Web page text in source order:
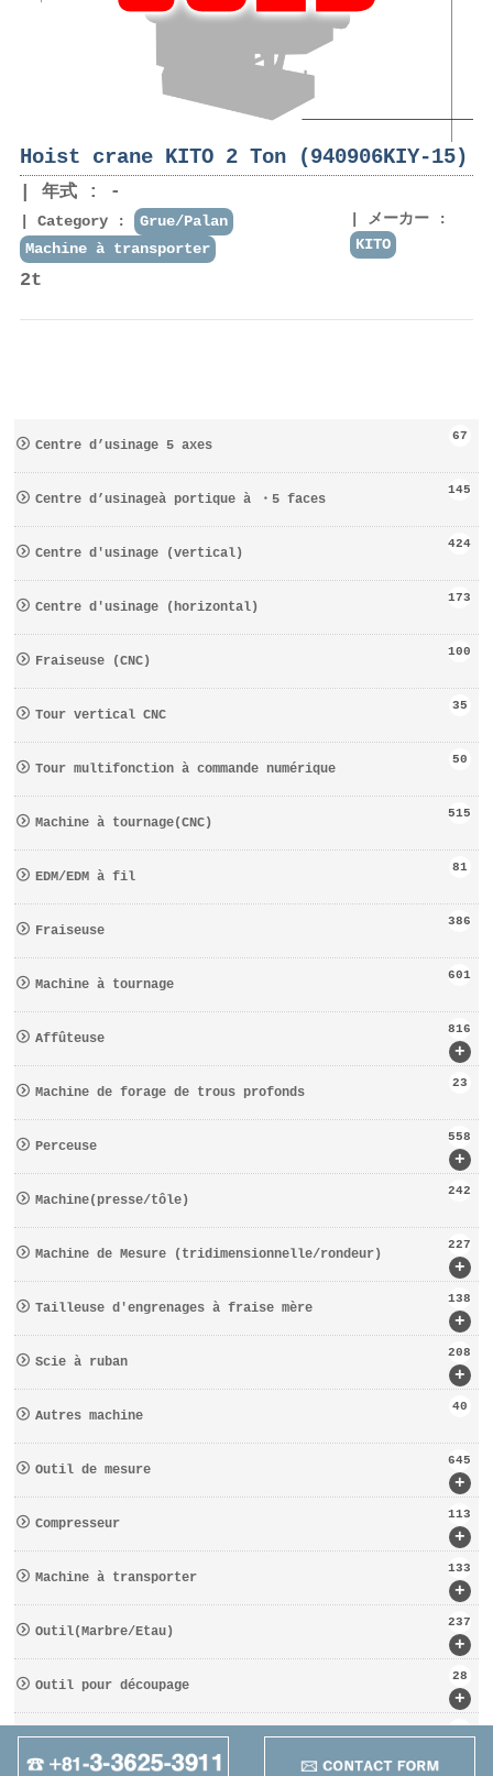
Hoist crane KITO 2 Ton (940906KIY-15)
年式 : -
Category :
Grue/Palan
Machine à transporter
メーカー :
KITO
2t
Centre d’usinage 5 axes
67
Centre d’usinageà portique à ・5 faces
145
Centre d′usinage (vertical)
424
Centre d′usinage (horizontal)
173
Fraiseuse (CNC)
100
Tour vertical CNC
35
Tour multifonction à commande numérique
50
Machine à tournage(CNC)
515
EDM/EDM à fil
81
Fraiseuse
386
Machine à tournage
601
+
Affûteuse
816
Machine de forage de trous profonds
23
+
Perceuse
558
Machine(presse/tôle)
242
+
Machine de Mesure (tridimensionnelle/rondeur)
227
+
Tailleuse d′engrenages à fraise mère
138
+
Scie à ruban
208
Autres machine
40
+
Outil de mesure
645
+
Compresseur
113
+
Machine à transporter
133
+
Outil(Marbre/Etau)
237
+
Outil pour découpage
28
D′OUTILS COUPANTS
162